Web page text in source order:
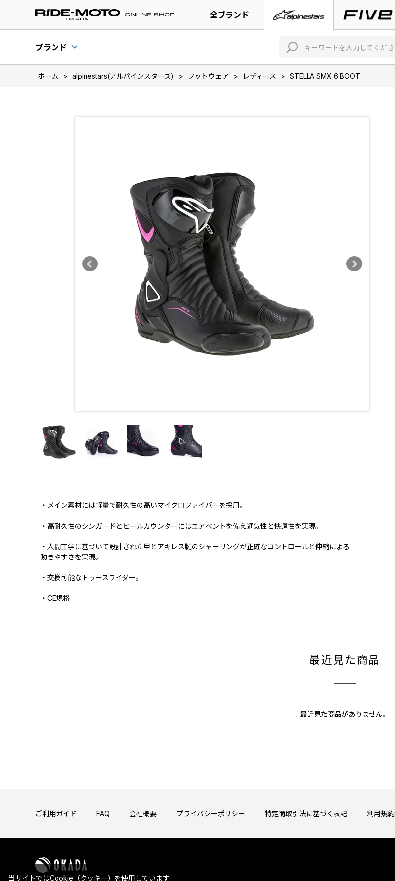
全ブランド
ブランド
ホーム > alpinestars(アルパインスターズ) > フットウェア > レディース > STELLA SMX 6 BOOT
・メイン素材には軽量で耐久性の高いマイクロファイバーを採用。
・高耐久性のシンガードとヒールカウンターにはエアベントを備え通気性と快適性を実現。
・人間工学に基づいて設計された甲とアキレス腱のシャーリングが正確なコントロールと伸縮による
動きやすさを実現。
・交換可能なトゥースライダー。
・CE規格
最近見た商品
最近見た商品がありません。
ご利用ガイド FAQ 会社概要 プライバシーポリシー 特定商取引法に基づく表記 利用規約
当サイトではCookie（クッキー）を使用しています